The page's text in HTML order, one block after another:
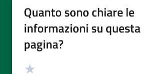
Quanto sono chiare le
informazioni su questa
pagina?
Valutazione